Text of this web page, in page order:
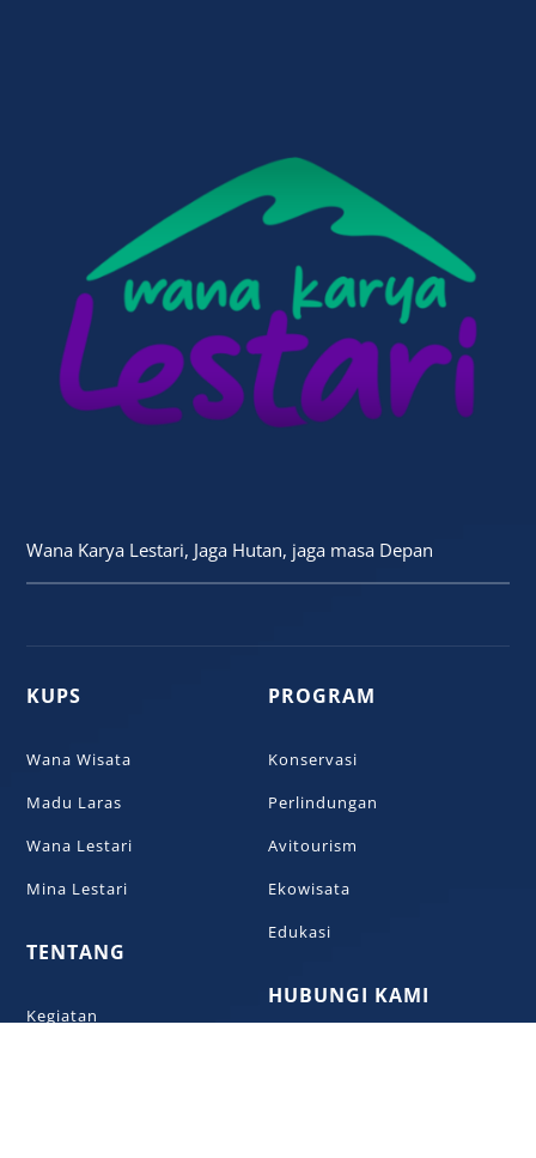
Wana Karya Lestari, Jaga Hutan, jaga masa Depan
KUPS
Wana Wisata
Madu Laras
Wana Lestari
Mina Lestari
TENTANG
Kegiatan
PROGRAM
Konservasi
Perlindungan
Avitourism
Ekowisata
Edukasi
HUBUNGI KAMI